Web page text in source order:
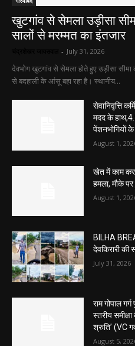
खुटगांव से सेमला उड़ीसा
सालों से मरम्मत का इंतजार
- July 31, 2026
देवभोग खुटगांव से सेमला होते हुए उड़ीसा सीमा
से बदहाली के आंसू बहा रहा है। स्थानीय...
सेवानिवृत्ति
मदद के
पेंशनभोगियों के
August 1,
खेत में काम
हमला, मौके पर
August 1,
BILHA
देवकिरारी
July 31, 2026
राम गोपाल
स्तरीय
श्रुति’ (VC
August 5,